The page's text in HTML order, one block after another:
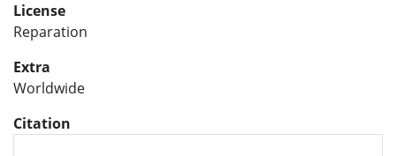
License
Reparation
Extra
Worldwide
Citation